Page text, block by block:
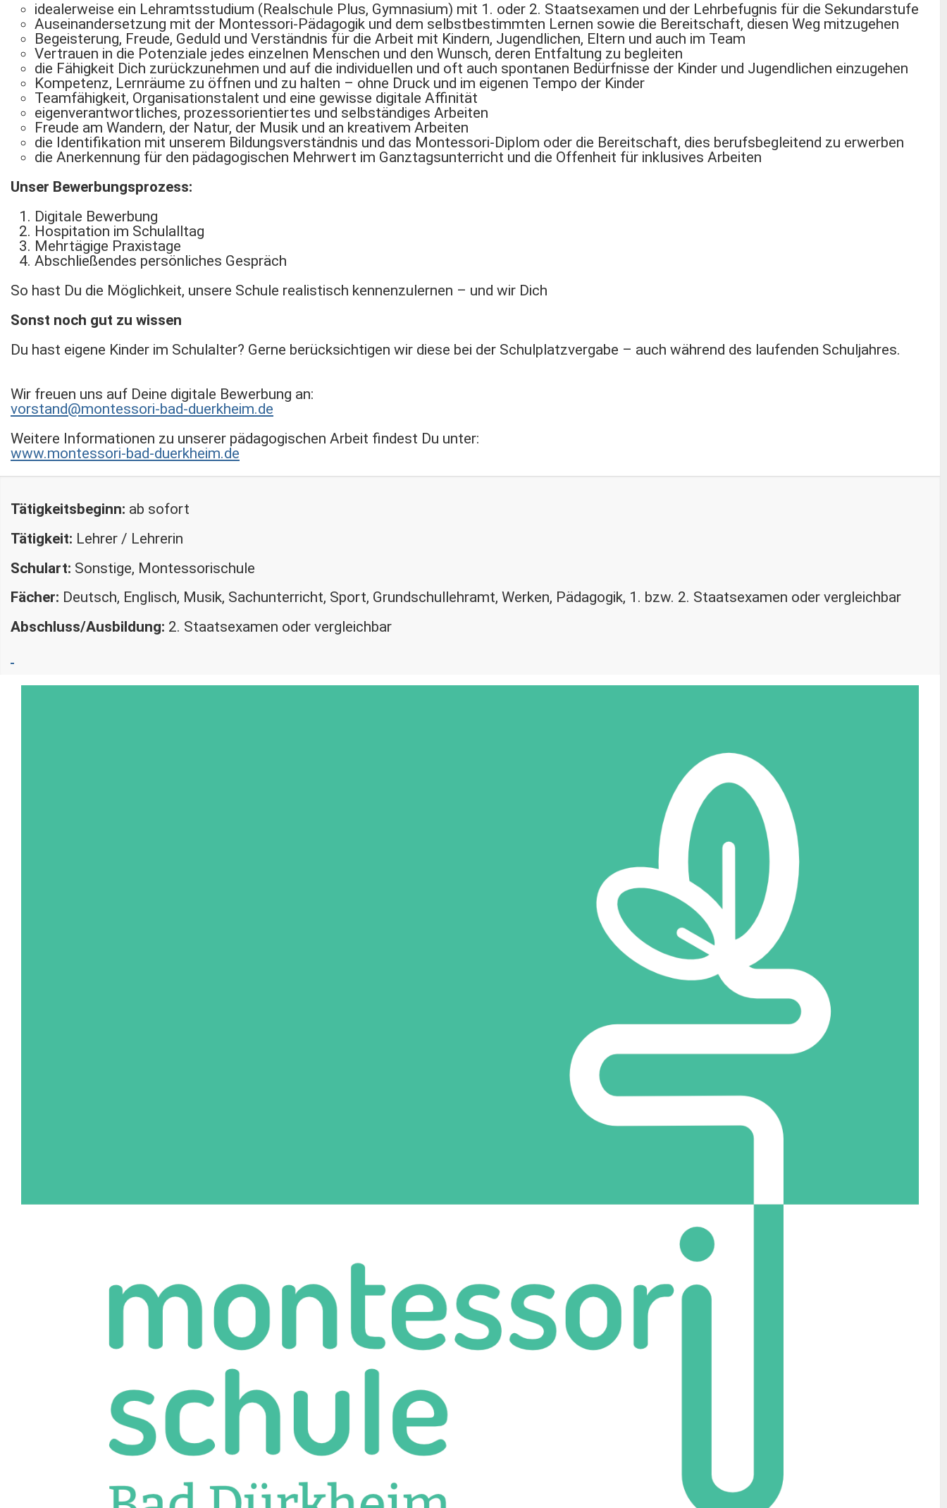
idealerweise ein Lehramtsstudium (Realschule Plus, Gymnasium) mit 1. oder 2. Staatsexamen und der Lehrbefugnis für die Sekundarstufe
Auseinandersetzung mit der Montessori-Pädagogik und dem selbstbestimmten Lernen sowie die Bereitschaft, diesen Weg mitzugehen
Begeisterung, Freude, Geduld und Verständnis für die Arbeit mit Kindern, Jugendlichen, Eltern und auch im Team
Vertrauen in die Potenziale jedes einzelnen Menschen und den Wunsch, deren Entfaltung zu begleiten
die Fähigkeit Dich zurückzunehmen und auf die individuellen und oft auch spontanen Bedürfnisse der Kinder und Jugendlichen einzugehen
Kompetenz, Lernräume zu öffnen und zu halten – ohne Druck und im eigenen Tempo der Kinder
Teamfähigkeit, Organisationstalent und eine gewisse digitale Affinität
eigenverantwortliches, prozessorientiertes und selbständiges Arbeiten
Freude am Wandern, der Natur, der Musik und an kreativem Arbeiten
die Identifikation mit unserem Bildungsverständnis und das Montessori-Diplom oder die Bereitschaft, dies berufsbegleitend zu erwerben
die Anerkennung für den pädagogischen Mehrwert im Ganztagsunterricht und die Offenheit für inklusives Arbeiten
Unser Bewerbungsprozess:
Digitale Bewerbung
Hospitation im Schulalltag
Mehrtägige Praxistage
Abschließendes persönliches Gespräch
So hast Du die Möglichkeit, unsere Schule realistisch kennenzulernen – und wir Dich
Sonst noch gut zu wissen
Du hast eigene Kinder im Schulalter? Gerne berücksichtigen wir diese bei der Schulplatzvergabe – auch während des laufenden Schuljahres.
Wir freuen uns auf Deine digitale Bewerbung an:
vorstand@montessori-bad-duerkheim.de
Weitere Informationen zu unserer pädagogischen Arbeit findest Du unter:
www.montessori-bad-duerkheim.de
Tätigkeitsbeginn: ab sofort
Tätigkeit: Lehrer / Lehrerin
Schulart: Sonstige, Montessorischule
Fächer: Deutsch, Englisch, Musik, Sachunterricht, Sport, Grundschullehramt, Werken, Pädagogik, 1. bzw. 2. Staatsexamen oder vergleichbar
Abschluss/Ausbildung: 2. Staatsexamen oder vergleichbar